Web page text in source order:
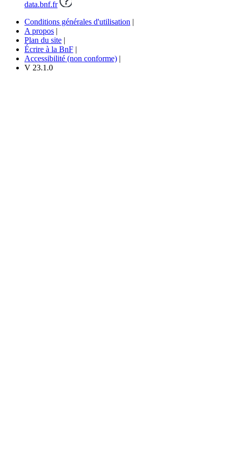
data.bnf.fr
Conditions générales d'utilisation |
A propos |
Plan du site |
Écrire à la BnF |
Accessibilité (non conforme) |
V 23.1.0